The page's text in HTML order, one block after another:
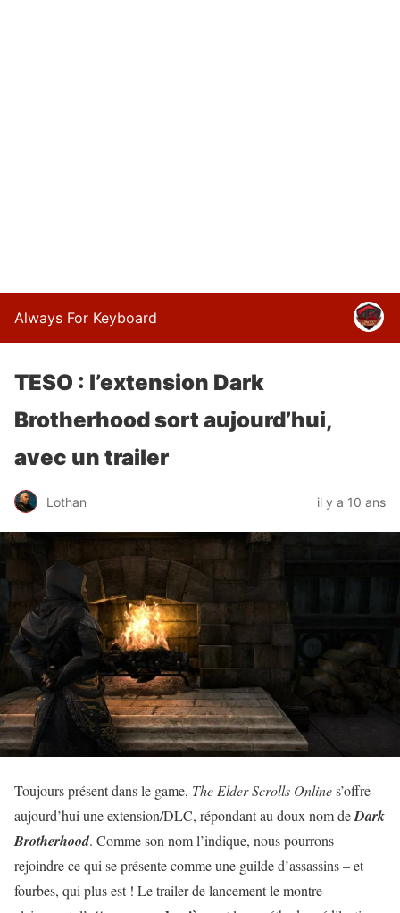
Always For Keyboard
TESO : l’extension Dark
Brotherhood sort aujourd’hui,
avec un trailer
Lothan il y a 10 ans
Toujours présent dans le game, The Elder Scrolls Onlines’offre
aujourd’hui une extension/DLC, répondant au doux nom deDark
Brotherhood. Comme son nom l’indique, nous pourrons
rejoindre ce qui se présente comme une guilde d’assassins – et
fourbes, qui plus est ! Le trailer de lancement le montre